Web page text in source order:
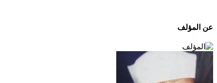
عن المؤلف